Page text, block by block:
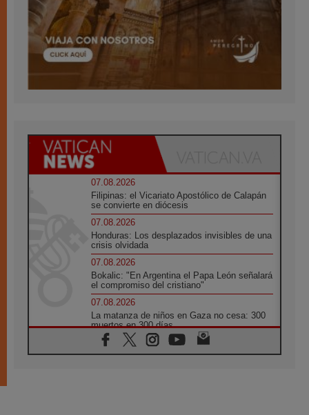
07.08.2026
Filipinas: el Vicariato Apostólico de Calapán
se convierte en diócesis
07.08.2026
Honduras: Los desplazados invisibles de una
crisis olvidada
07.08.2026
Bokalic: "En Argentina el Papa León señalará
el compromiso del cristiano"
07.08.2026
La matanza de niños en Gaza no cesa: 300
muertos en 300 días
07.08.2026
Tagle: La guerra desfigura el mundo, solo la